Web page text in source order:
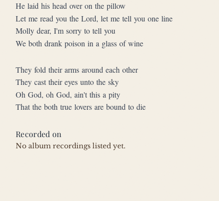
He laid his head over on the pillow
Let me read you the Lord, let me tell you one line
Molly dear, I'm sorry to tell you
We both drank poison in a glass of wine
They fold their arms around each other
They cast their eyes unto the sky
Oh God, oh God, ain't this a pity
That the both true lovers are bound to die
Recorded on
No album recordings listed yet.